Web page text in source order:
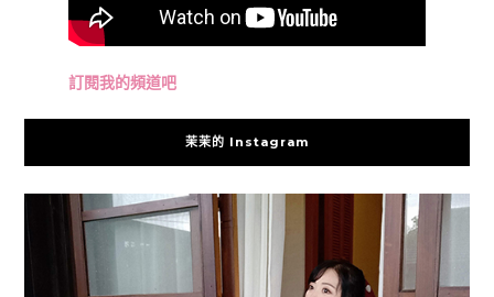
訂閱我的頻道吧
茉茉的 Instagram